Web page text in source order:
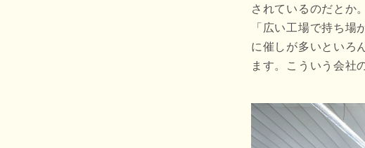
されているのだとか。
「広い工場で持ち
に催しが多いといろ
ます。こういう会社